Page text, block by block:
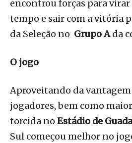
encontrou forças para
tempo e sair com a vitória
da Seleção no Grupo Ada
O jogo
Aproveitando da
jogadores, bem como
torcida no Estádio de
Sul começou melhor no